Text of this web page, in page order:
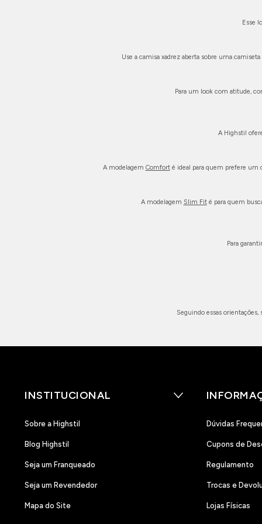
Esse
Use a camisa xadrez aberta sobre uma
Para um look com atitude,
A Highstil
A modelagem Comforté ideal para quem prefere um
A modelagem Slim Fité para quem
Para
Seguindo essas
INSTITUCIONAL
Sobre a Highstil
Blog Highstil
Seja um Franqueado
Seja um Revendedor
Mapa do Site
Dúvidas
Cupons de
Regulamento
Trocas e
Lojas Físicas